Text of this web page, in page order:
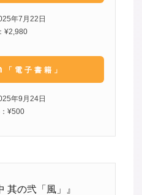
年7月22日
¥2,980
「電子書籍」
年9月24日
¥500
其の弐「風」』